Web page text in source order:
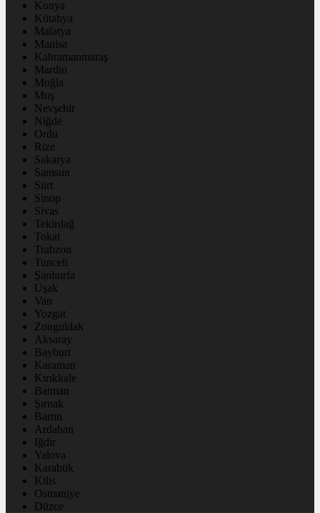
Konya
Kütahya
Malatya
Manisa
Kahramanmaraş
Mardin
Muğla
Muş
Nevşehir
Niğde
Ordu
Rize
Sakarya
Samsun
Siirt
Sinop
Sivas
Tekirdağ
Tokat
Trabzon
Tunceli
Şanlıurfa
Uşak
Van
Yozgat
Zonguldak
Aksaray
Bayburt
Karaman
Kırıkkale
Batman
Şırnak
Bartın
Ardahan
Iğdır
Yalova
Karabük
Kilis
Osmaniye
Düzce